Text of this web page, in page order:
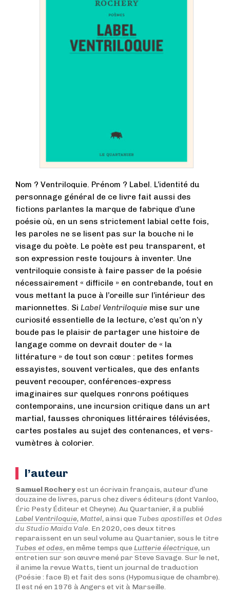
Nom ? Ventriloquie. Prénom ? Label. L’identité du
personnage général de ce livre fait aussi des
fictions parlantes la marque de fabrique d’une
poésie où, en un sens strictement labial cette fois,
les paroles ne se lisent pas sur la bouche ni le
visage du poète. Le poète est peu transparent, et
son expression reste toujours à inventer. Une
ventriloquie consiste à faire passer de la poésie
nécessairement « difficile » en contrebande, tout en
vous mettant la puce à l’oreille sur l’intérieur des
marionnettes. Si Label Ventriloquie mise sur une
curiosité essentielle de la lecture, c’est qu’on n’y
boude pas le plaisir de partager une histoire de
langage comme on devrait douter de « la
littérature » de tout son cœur : petites formes
essayistes, souvent verticales, que des enfants
peuvent recouper, conférences-express
imaginaires sur quelques ronrons poétiques
contemporains, une incursion critique dans un art
martial, fausses chroniques littéraires télévisées,
cartes postales au sujet des contenances, et vers-
vumètres à colorier.
l’auteur
Samuel Rocheryest un écrivain français, auteur d’une
douzaine de livres, parus chez divers éditeurs (dont Vanloo,
Éric Pesty Éditeur et Cheyne). Au Quartanier, il a publié
Label Ventriloquie, Mattel, ainsi que Tubes apostilles et Odes
du Studio Maida Vale. En 2020, ces deux titres
reparaissent en un seul volume au Quartanier, sous le titre
Tubes et odes, en même temps que Lutterie électrique, un
entretien sur son œuvre mené par Steve Savage. Sur le net,
il anime la revue Watts, tient un journal de traduction
(Poésie : face B) et fait des sons (Hypomusique de chambre).
Il est né en 1976 à Angers et vit à Marseille.